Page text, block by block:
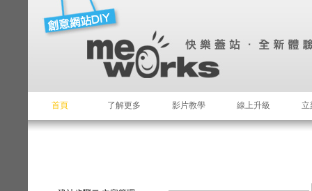
首頁 了解更多 影片教學 線上升級 立